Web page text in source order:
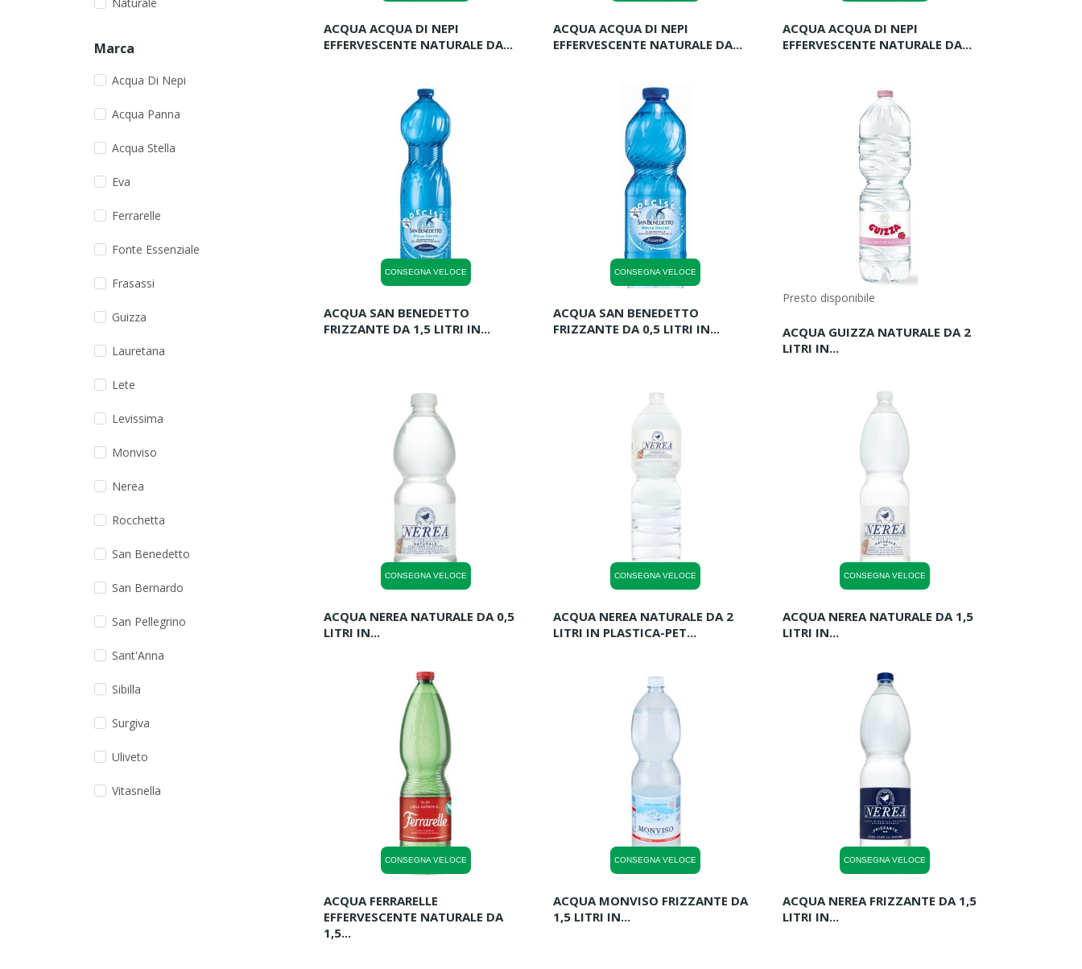
Marca
Acqua Di Nepi
Acqua Panna
Acqua Stella
Eva
Ferrarelle
Fonte Essenziale
Frasassi
Guizza
Lauretana
Lete
Levissima
Monviso
Nerea
Rocchetta
San Benedetto
San Bernardo
San Pellegrino
Sant'Anna
Sibilla
Surgiva
Uliveto
Vitasnella
ACQUA ACQUA DI NEPI
EFFERVESCENTE NATURALE DA...
ACQUA ACQUA DI NEPI
EFFERVESCENTE NATURALE DA...
ACQUA ACQUA DI NEPI
EFFERVESCENTE NATURALE DA...
CONSEGNA VELOCE
ACQUA SAN BENEDETTO
FRIZZANTE DA 1,5 LITRI IN...
CONSEGNA VELOCE
ACQUA SAN BENEDETTO
FRIZZANTE DA 0,5 LITRI IN...
Presto disponibile
ACQUA GUIZZA NATURALE DA 2
LITRI IN...
CONSEGNA VELOCE
ACQUA NEREA NATURALE DA 0,5
LITRI IN...
CONSEGNA VELOCE
ACQUA NEREA NATURALE DA 2
LITRI IN PLASTICA-PET...
CONSEGNA VELOCE
ACQUA NEREA NATURALE DA 1,5
LITRI IN...
CONSEGNA VELOCE
ACQUA FERRARELLE
EFFERVESCENTE NATURALE DA
1,5...
CONSEGNA VELOCE
ACQUA MONVISO FRIZZANTE DA
1,5 LITRI IN...
CONSEGNA VELOCE
ACQUA NEREA FRIZZANTE DA 1,5
LITRI IN...